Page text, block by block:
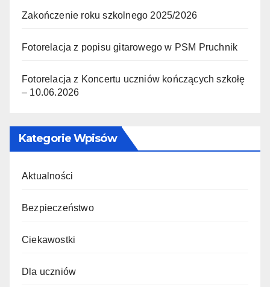
Zakończenie roku szkolnego 2025/2026
Fotorelacja z popisu gitarowego w PSM Pruchnik
Fotorelacja z Koncertu uczniów kończących szkołę
– 10.06.2026
Kategorie Wpisów
Aktualności
Bezpieczeństwo
Ciekawostki
Dla uczniów